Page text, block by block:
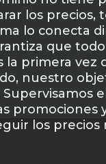
los precios,
lo conecta
que
la primera
nuestro
promociones
los precios